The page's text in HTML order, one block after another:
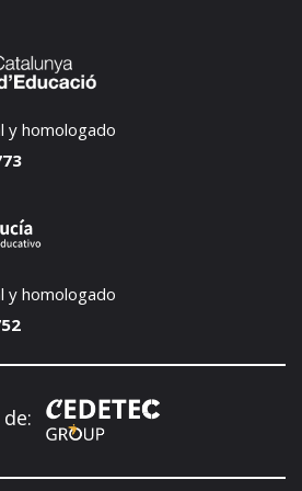
y homologado
y homologado